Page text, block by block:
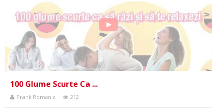
100 Glume Scurte Ca ...
Prank Romania 212